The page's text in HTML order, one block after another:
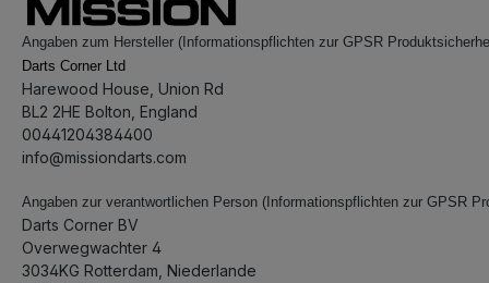
Angaben zum Hersteller (Informationspflichten zur GPSR
Darts Corner Ltd
Harewood House, Union Rd
BL2 2HE Bolton, England
00441204384400
info@missiondarts.com
Angaben zur verantwortlichen Person (Informationspflichten zur GPSR
Darts Corner BV
Overwegwachter 4
3034KG Rotterdam, Niederlande